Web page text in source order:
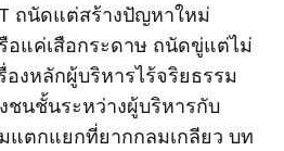
ถนัดแต่สร้างปัญหาใหม่
อแค่เสือกระดาษ ถนัดขู่แต่ไม่
องหลักผู้บริหารไร้จริยธรรม
ชนชั้นระหว่างผู้บริหารกับ
แตกแยกที่ยากกลมเกลียว บท